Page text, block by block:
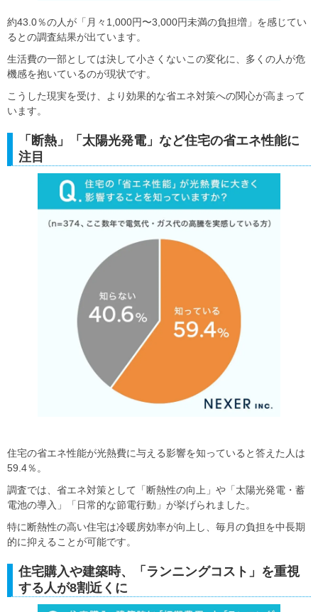
約43.0％の人が「月々1,000円〜3,000円未満の負担増」を感じてい
るとの調査結果が出ています。
生活費の一部としては決して小さくないこの変化に、多くの人が危
機感を抱いているのが現状です。
こうした現実を受け、より効果的な省エネ対策への関心が高まって
います。
「断熱」「太陽光発電」など住宅の省エネ性能に
注目
住宅の省エネ性能が光熱費に与える影響を知っていると答えた人は
59.4％。
調査では、省エネ対策として「断熱性の向上」や「太陽光発電・蓄
電池の導入」「日常的な節電行動」が挙げられました。
特に断熱性の高い住宅は冷暖房効率が向上し、毎月の負担を中長期
的に抑えることが可能です。
住宅購入や建築時、「ランニングコスト」を重視
する人が8割近くに